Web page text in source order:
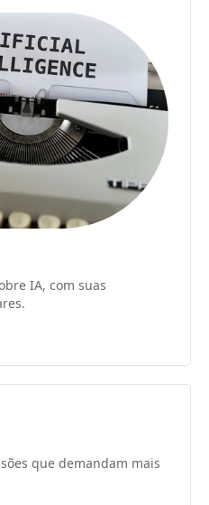
IA, com suas
que demandam mais